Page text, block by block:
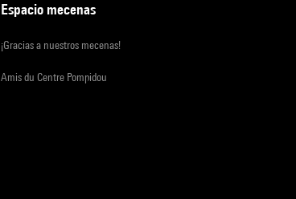
Espacio mecenas
¡Gracias a nuestros mecenas!
Amis du Centre Pompidou